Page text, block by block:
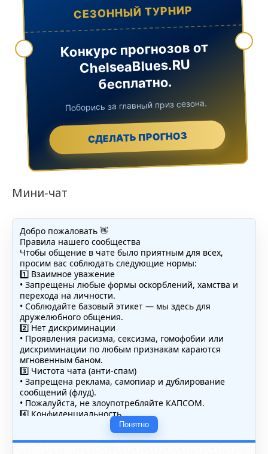
СЕЗОННЫЙ ТУРНИР
Конкурс прогнозов от
ChelseaBlues.RU
бесплатно.
Поборись за главный приз сезона.
СДЕЛАТЬ ПРОГНОЗ
Мини-чат
Добро пожаловать 👋
Правила нашего сообщества
Чтобы общение в чате было приятным для всех,
просим вас соблюдать следующие нормы:
1️⃣ Взаимное уважение
• Запрещены любые формы оскорблений, хамства и
перехода на личности.
• Соблюдайте базовый этикет — мы здесь для
дружелюбного общения.
2️⃣ Нет дискриминации
• Проявления расизма, сексизма, гомофобии или
дискриминации по любым признакам караются
мгновенным баном.
3️⃣ Чистота чата (анти-спам)
• Запрещена реклама, самопиар и дублирование
сообщений (флуд).
• Пожалуйста, не злоупотребляйте КАПСОМ.
4️⃣ Конфиденциальность
• Не публикуйте личные данные — свои или чужие
(телефоны, адреса, документы).
5️⃣ Уместность контента
Понятно